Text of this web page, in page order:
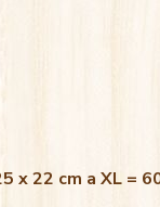
x 22 cm a XL =